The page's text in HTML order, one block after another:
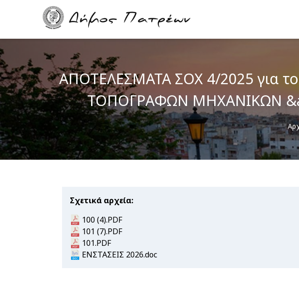
content
Main
navigation
ΑΠΟΤΕΛΕΣΜΑΤΑ ΣΟΧ 4/2025 για
ΤΟΠΟΓΡΑΦΩΝ ΜΗΧΑΝΙΚΩΝ
Σχετικά αρχεία
Document
100 (4).PDF
Document
101 (7).PDF
Document
101.PDF
Document
ΕΝΣΤΑΣΕΙΣ 2026.doc